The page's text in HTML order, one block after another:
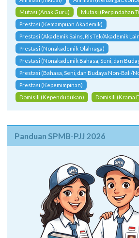
Afirmasi (Inklusi)
Afirmasi (Keluarga
Mutasi (Anak Guru)
Mutasi (Perpindahan
Prestasi (Kemampuan Akademik)
Prestasi (Akademik Sains, RisTek/Akademik
Prestasi (Nonakademik Olahraga)
Prestasi (Nonakademik Bahasa, Seni, dan
Prestasi (Bahasa, Seni, dan Budaya Non-Bali/
Prestasi (Kepemimpinan)
Domisili (Kependudukan)
Domisili (Krama
Panduan SPMB-PJJ 2026